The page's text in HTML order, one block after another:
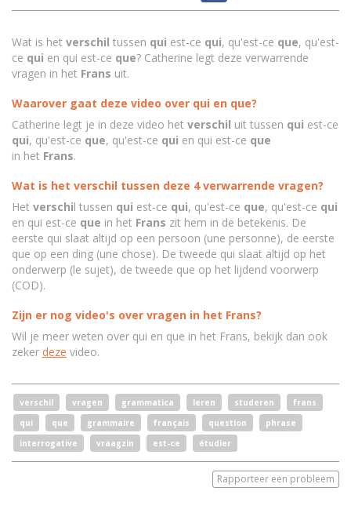
Wat is het verschil tussen qui est-ce qui, qu'est-ce que, qu'est-
ce qui en qui est-ce que? Catherine legt deze verwarrende
vragen in het Frans uit.
Waarover gaat deze video over qui en que?
Catherine legt je in deze video het verschil uit tussen qui est-ce
qui, qu'est-ce que, qu'est-ce qui en qui est-ce que
in het Frans.
Wat is het verschil tussen deze 4 verwarrende vragen?
Het verschil tussen qui est-ce qui, qu'est-ce que, qu'est-ce qui
en qui est-ce que in het Frans zit hem in de betekenis. De
eerste qui slaat altijd op een persoon (une personne), de eerste
que op een ding (une chose). De tweede qui slaat altijd op het
onderwerp (le sujet), de tweede que op het lijdend voorwerp
(COD).
Zijn er nog video's over vragen in het Frans?
Wil je meer weten over qui en que in het Frans, bekijk dan ook
zeker deze video.
verschil vragen grammatica leren studeren
frans
qui
que grammaire français question
phrase
interrogative
vraagzin est-ce étudier
Rapporteer een probleem